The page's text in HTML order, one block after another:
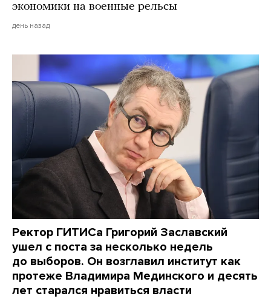
экономики на военные рельсы
день назад
Ректор ГИТИСа Григорий Заславский
ушел с поста за несколько недель
до выборов. Он возглавил институт как
протеже Владимира Мединского и десять
лет старался нравиться власти